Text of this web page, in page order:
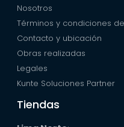
Nosotros
Términos y condiciones
Contacto y ubicación
Obras realizadas
Legales
Kunte Soluciones Partner
Tiendas